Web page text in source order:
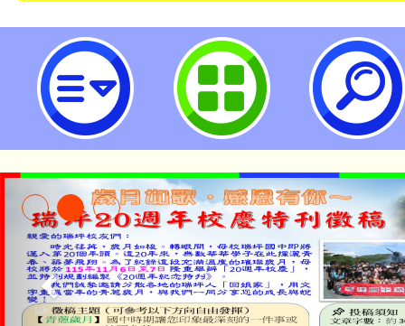
建國自造教育及科技中心計畫113
增能研習-桃園市立瑞坪國民中學